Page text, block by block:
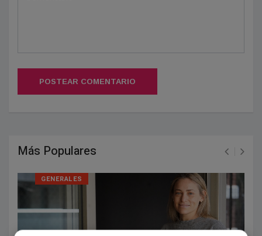
POSTEAR COMENTARIO
Más Populares
GENERALES